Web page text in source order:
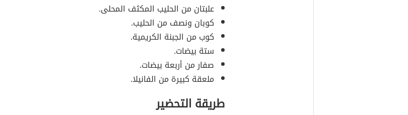
علبتان من الحليب المكثف المحلى.
كوبان ونصف من الحليب.
كوب من الجبنة الكريمية.
ستة بيضات.
صفار من أربعة بيضات.
ملعقة كبيرة من الفانيلا.
طريقة التحضير